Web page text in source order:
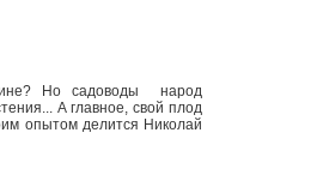
Но садоводы ­ народ
А главное, свой плод
опытом делится Николай